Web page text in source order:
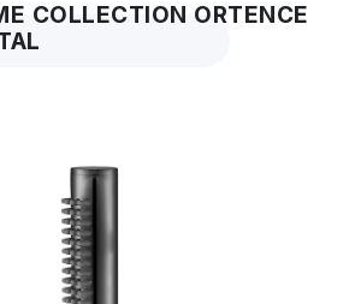
COLLECTION ORTENCE